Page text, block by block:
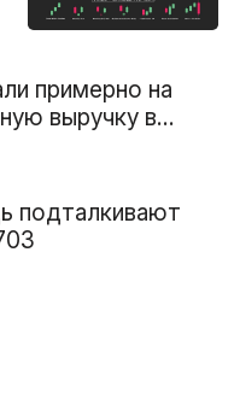
примерно на
выручку в
подталкивают